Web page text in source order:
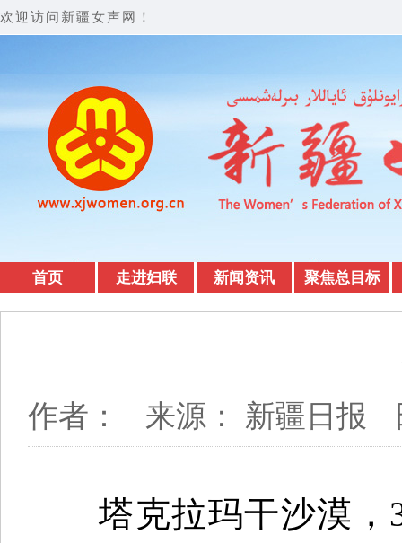
欢迎访问新疆女声网！
首页 走进妇联 新闻资讯 聚焦总目标
作者： 来源： 新疆日报
塔克拉玛干沙漠，